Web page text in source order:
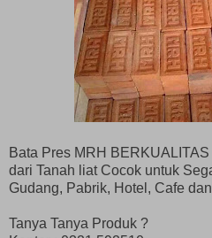
Bata Pres MRH
dari Tanah liat Cocok untuk
Gudang, Pabrik, Hotel, Cafe
Tanya Tanya Produk ?